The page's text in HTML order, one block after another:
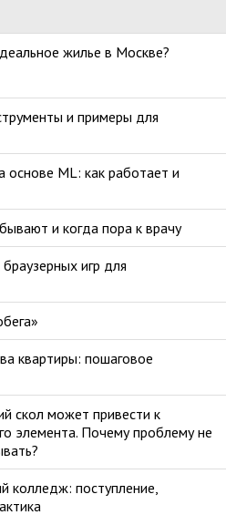
жилье в Москве?
и примеры для
основе ML: как работает и
и когда пора к врачу
игр для
квартиры: пошаговое
скол может привести к
элемента. Почему проблему не
колледж: поступление,